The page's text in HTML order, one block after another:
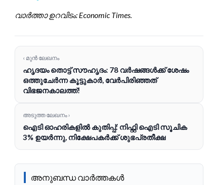
വാർത്താ ഉറവിടം: Economic Times.
‹ മുൻ ലേഖനം
ഹൃദയം തൊട്ട് സൗഹൃദം: 78 വർഷങ്ങൾക്ക് ശേഷം
ഒത്തുചേർന്ന കൂട്ടുകാർ, വേർപിരിഞ്ഞത്
വിഭജനകാലത്ത്!
അടുത്ത ലേഖനം ›
ഐടി ഓഹരികളിൽ കുതിപ്പ്: നിഫ്റ്റി ഐടി സൂചിക
3% ഉയർന്നു, നിക്ഷേപകർക്ക് ശുഭപ്രതീക്ഷ
അനുബന്ധ വാർത്തകൾ